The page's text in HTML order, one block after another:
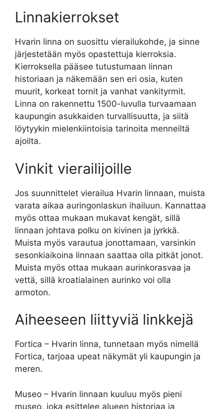
Linnakierrokset
Hvarin linna on suosittu vierailukohde, ja sinne
järjestetään myös opastettuja kierroksia.
Kierroksella pääsee tutustumaan linnan
historiaan ja näkemään sen eri osia, kuten
muurit, korkeat tornit ja vanhat vankityrmit.
Linna on rakennettu 1500-luvulla turvaamaan
kaupungin asukkaiden turvallisuutta, ja siitä
löytyykin mielenkiintoisia tarinoita menneiltä
ajoilta.
Vinkit vierailijoille
Jos suunnittelet vierailua Hvarin linnaan, muista
varata aikaa auringonlaskun ihailuun. Kannattaa
myös ottaa mukaan mukavat kengät, sillä
linnaan johtava polku on kivinen ja jyrkkä.
Muista myös varautua jonottamaan, varsinkin
sesonkiaikoina linnaan saattaa olla pitkät jonot.
Muista myös ottaa mukaan aurinkorasvaa ja
vettä, sillä kroatialainen aurinko voi olla
armoton.
Aiheeseen liittyviä linkkejä
Fortica – Hvarin linna, tunnetaan myös nimellä
Fortica, tarjoaa upeat näkymät yli kaupungin ja
meren.
Museo – Hvarin linnaan kuuluu myös pieni
museo, joka esittelee alueen historiaa ja